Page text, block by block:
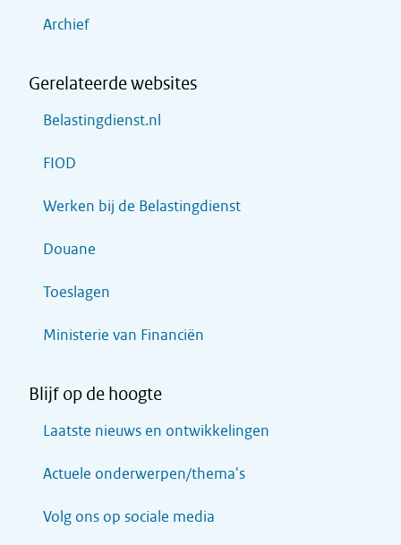
Archief
Gerelateerde websites
Belastingdienst.nl
FIOD
Werken bij de Belastingdienst
Douane
Toeslagen
Ministerie van Financiën
Blijf op de hoogte
Laatste nieuws en ontwikkelingen
Actuele onderwerpen/thema's
Volg ons op sociale media